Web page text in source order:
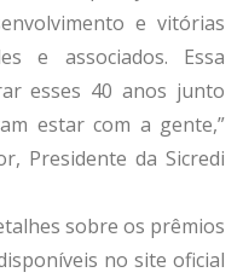
e vitórias
e associados. Essa
esses 40 anos junto
estar com a gente,”
Presidente da Sicredi
sobre os prêmios
no site oficial